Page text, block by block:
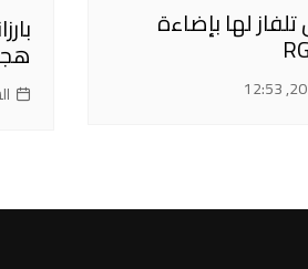
لها بإضاءة